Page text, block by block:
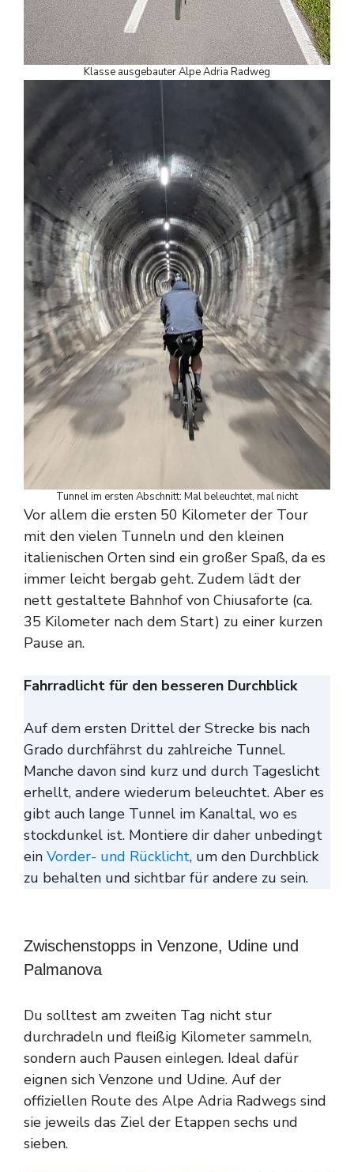
Klasse ausgebauter Alpe Adria Radweg
Tunnel im ersten Abschnitt: Mal beleuchtet, mal nicht
Vor allem die ersten 50 Kilometer der Tour
mit den vielen Tunneln und den kleinen
italienischen Orten sind ein großer Spaß, da es
immer leicht bergab geht. Zudem lädt der
nett gestaltete Bahnhof von Chiusaforte (ca.
35 Kilometer nach dem Start) zu einer kurzen
Pause an.
Fahrradlicht für den besseren Durchblick
Auf dem ersten Drittel der Strecke bis nach
Grado durchfährst du zahlreiche Tunnel.
Manche davon sind kurz und durch Tageslicht
erhellt, andere wiederum beleuchtet. Aber es
gibt auch lange Tunnel im Kanaltal, wo es
stockdunkel ist. Montiere dir daher unbedingt
ein Vorder- und Rücklicht, um den Durchblick
zu behalten und sichtbar für andere zu sein.
Zwischenstopps in Venzone, Udine und
Palmanova
Du solltest am zweiten Tag nicht stur
durchradeln und fleißig Kilometer sammeln,
sondern auch Pausen einlegen. Ideal dafür
eignen sich Venzone und Udine. Auf der
offiziellen Route des Alpe Adria Radwegs sind
sie jeweils das Ziel der Etappen sechs und
sieben.